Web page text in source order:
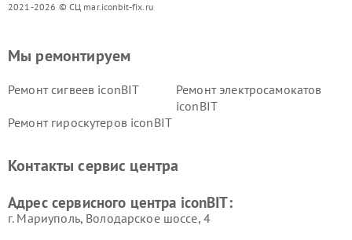
2021-2026 © СЦ mar.iconbit-fix.ru
Мы ремонтируем
Ремонт сигвеев iconBIT
Ремонт электросамокатов
iconBIT
Ремонт гироскутеров iconBIT
Контакты сервис центра
Адрес сервисного центра iconBIT:
г. Мариуполь, Володарское шоссе, 4